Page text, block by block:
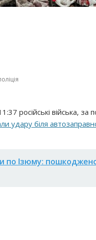
російські війська,
удару біля
по Ізюму: